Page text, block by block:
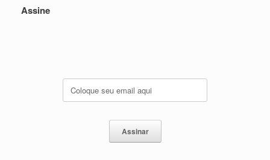
Assine